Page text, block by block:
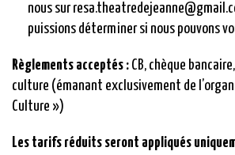
nous sur
puissions déterminer si nous pouvons
Règlements acceptés : CB, chèque
culture (émanant exclusivement de
Culture »)
Les tarifs réduits seront appliqués